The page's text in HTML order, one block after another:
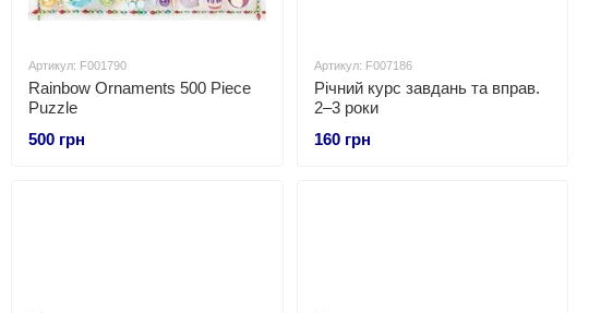
Артикул: F001790
Rainbow Ornaments 500 Piece
Puzzle
500 грн
Артикул: F007186
Річний курс завдань та вправ.
2–3 роки
160 грн